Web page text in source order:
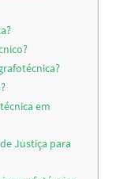
em
Justiça para